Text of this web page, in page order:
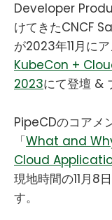
Developer
けてきたCNCF
が2023年11月に
KubeCon +
2023にて登壇 &
PipeCDのコアメ
「What and
Cloud
現地時間の11月
す。